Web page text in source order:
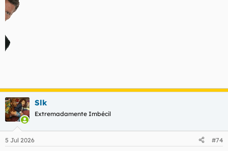
Slk
Extremadamente Imbécil
5 Jul 2026 #74